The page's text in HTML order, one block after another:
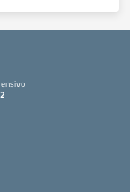
iniziale della scuola